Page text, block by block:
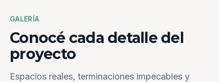
GALERÍA
Conocé cada detalle del
proyecto
Espacios reales, terminaciones impecables y